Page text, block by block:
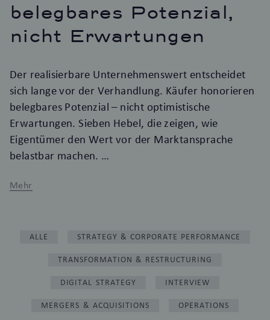
belegbares Potenzial,
nicht Erwartungen
Der realisierbare Unternehmenswert entscheidet
sich lange vor der Verhandlung. Käufer honorieren
belegbares Potenzial – nicht optimistische
Erwartungen. Sieben Hebel, die zeigen, wie
Eigentümer den Wert vor der Marktansprache
belastbar machen.
Mehr
ALLE STRATEGY & CORPORATE PERFORMANCE
TRANSFORMATION & RESTRUCTURING
DIGITAL STRATEGY INTERVIEW
MERGERS & ACQUISITIONS OPERATIONS